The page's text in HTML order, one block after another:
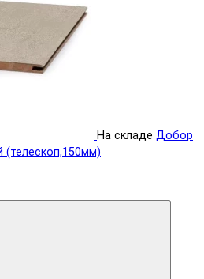
На складе Добор